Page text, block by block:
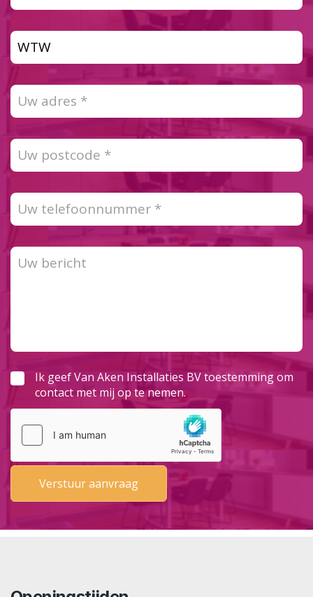
Ik geef Van Aken Installaties BV toestemming om
contact met mij op te nemen.